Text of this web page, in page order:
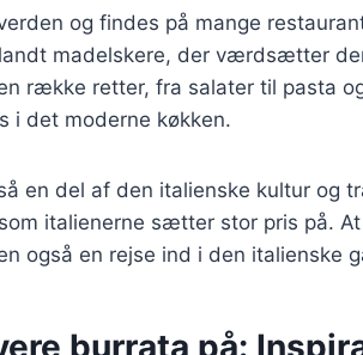
og findes på mange
madelskere, der værdsætter
række retter, fra salater til pasta
i det moderne køkken.
en del af den italienske kultur og
italienerne sætter stor pris på.
også en rejse ind i den italienske
burrata på: